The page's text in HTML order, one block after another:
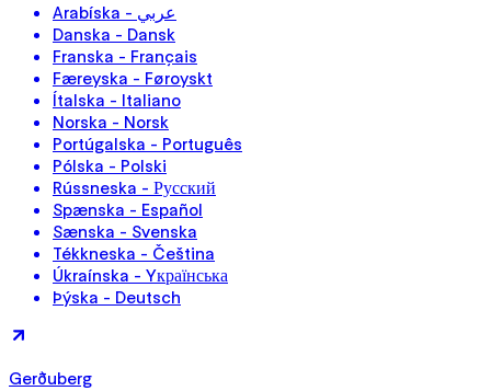
Arabíska - عربي
Danska - Dansk
Franska - Français
Færeyska - Føroyskt
Ítalska - Italiano
Norska - Norsk
Portúgalska - Português
Pólska - Polski
Rússneska - Русский
Spænska - Español
Sænska - Svenska
Tékkneska - Čeština
Úkraínska - Yкраїнська
Þýska - Deutsch
Gerðuberg